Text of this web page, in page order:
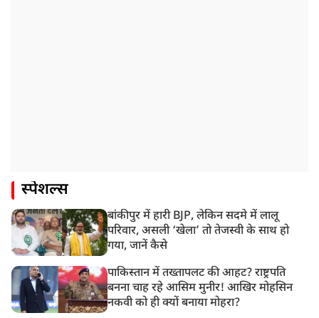
स्पेशल्स
बांकीपुर में हारी BJP, लेकिन सदमे में लालू
परिवार, असली ‘खेला’ तो तेजस्वी के साथ हो
गया, जानें कैसे
पाकिस्तान में तख्तापलट की आहट? राष्ट्रपति
बनना चाह रहे आसिम मुनीर! आखिर मोहसिन
नकवी को ही क्यों बनाया मोहरा?